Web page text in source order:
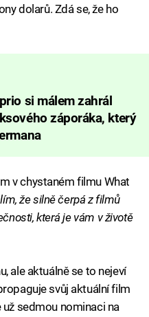
dolarů. Zdá se, že ho
si málem zahrál
záporáka, který
v chystaném filmu What
že silně čerpá z filmů
která je vám v životě
ale aktuálně se to nejeví
svůj aktuální film
sedmou nominaci na